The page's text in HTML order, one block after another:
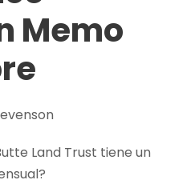
Memo
Land Trust tiene un